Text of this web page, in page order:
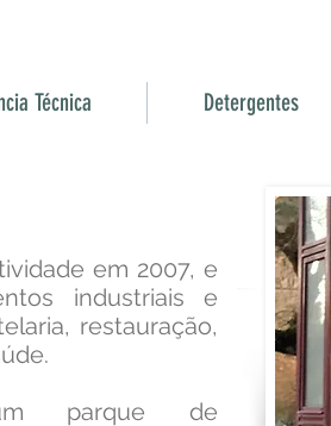
Técnica Detergentes
em 2007, e
industriais e
restauração,
parque de